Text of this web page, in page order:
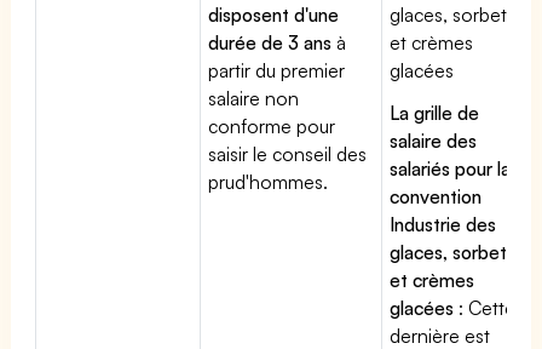
disposent d'une
durée de 3 ans à
partir du premier
salaire non
conforme pour
saisir le conseil des
prud'hommes.
glaces, sorbets
et crèmes
glacées
La grille de
salaire des
salariés pour la
convention
Industrie des
glaces, sorbets
et crèmes
glacées : Cette
dernière est